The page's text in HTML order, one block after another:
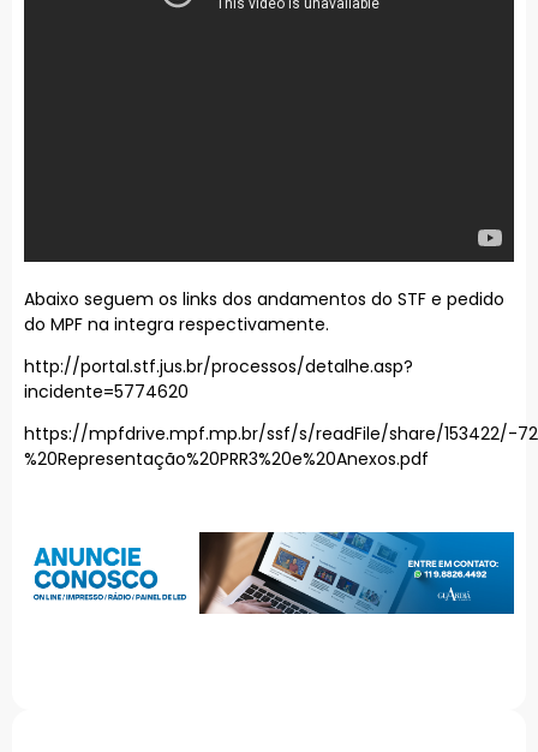
Abaixo seguem os links dos andamentos do STF e pedido
do MPF na integra respectivamente.
http://portal.stf.jus.br/processos/detalhe.asp?
incidente=5774620
https://mpfdrive.mpf.mp.br/ssf/s/readFile/share/153422/-
%20Representação%20PRR3%20e%20Anexos.pdf